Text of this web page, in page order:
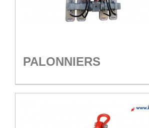
PALONNIERS